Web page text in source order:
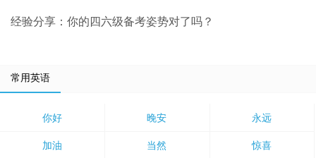
经验分享：你的四六级备考姿势对了吗？
常用英语
你好 晚安 永远
加油 当然 惊喜